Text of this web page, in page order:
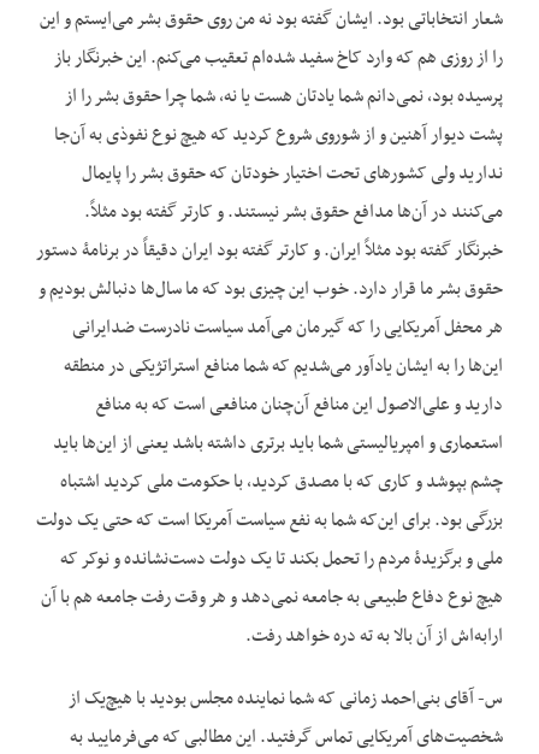
شعار انتخاباتی بود. ایشان گفته بود نه من روی حقوق بشر می‌ایستم و این
را از روزی هم که وارد کاخ سفید شده‌ام تعقیب می‌کنم. این خبرنگار باز
پرسیده بود، نمی‌دانم شما یادتان هست یا نه، شما چرا حقوق بشر را از
پشت دیوار آهنین و از شوروی شروع کردید که هیچ نوع نفوذی به آن‌جا
ندارید ولی کشورهای تحت اختیار خودتان که حقوق بشر را پایمال
می‌کنند در آن‌ها مدافع حقوق بشر نیستند. و کارتر گفته بود مثلاً.
خبرنگار گفته بود مثلاً ایران. و کارتر گفته بود ایران دقیقاً در برنامۀ دستور
حقوق بشر ما قرار دارد. خوب این چیزی بود که ما سال‌ها دنبالش بودیم و
هر محفل آمریکایی را که گیرمان می‌آمد سیاست نادرست ضدایرانی
این‌ها را به ایشان یادآور می‌شدیم که شما منافع استراتژیکی در منطقه
دارید و علی‌الاصول این منافع آن‌چنان منافعی است که به منافع
استعماری و امپریالیستی شما باید برتری داشته باشد یعنی از این‌ها باید
چشم بپوشد و کاری که با مصدق کردید، با حکومت ملی کردید اشتباه
بزرگی بود. برای این‌که شما به نفع سیاست آمریکا است که حتی یک دولت
ملی و برگزیدۀ مردم را تحمل بکند تا یک دولت دست‌نشانده و نوکر که
هیچ نوع دفاع طبیعی به جامعه نمی‌دهد و هر وقت رفت جامعه هم با آن
ارابه‌اش از آن بالا به ته دره خواهد رفت.
س- آقای بنی‌احمد زمانی که شما نماینده مجلس بودید با هیچ‌یک از
شخصیت‌های آمریکایی تماس گرفتید. این مطالبی که می‌فرمایید به